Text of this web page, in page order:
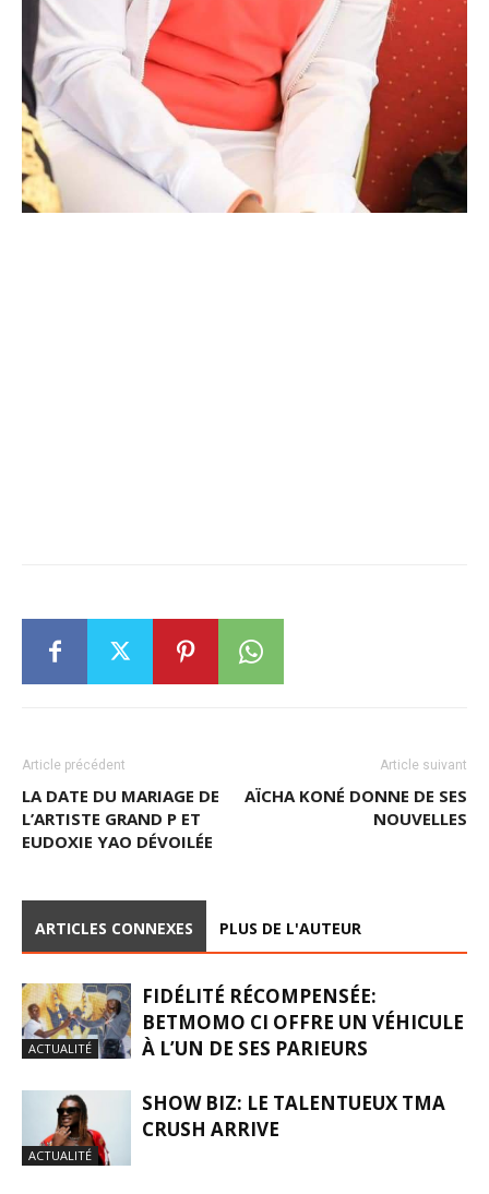
Article précédent
LA DATE DU MARIAGE DE
L’ARTISTE GRAND P ET
EUDOXIE YAO DÉVOILÉE
Article suivant
AÏCHA KONÉ DONNE DE SES
NOUVELLES
ARTICLES CONNEXES PLUS DE L'AUTEUR
ACTUALITÉ
FIDÉLITÉ RÉCOMPENSÉE:
BETMOMO CI OFFRE UN VÉHICULE
À L’UN DE SES PARIEURS
ACTUALITÉ
SHOW BIZ: LE TALENTUEUX TMA
CRUSH ARRIVE